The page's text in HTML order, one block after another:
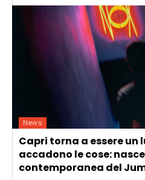
News
Capri torna a essere un
accadono le cose:
contemporanea del